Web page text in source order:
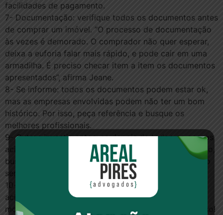
facilidades de pagamento.
7- Documentação: verifique todos os documentos antes
de comprar um imóvel. “O processo de documentação
às vezes é demorado. O comprador não quer esperar,
deixa a euforia falar mais rápido, e pode cair em uma
armadilha. É preciso checar item a item os documentos
apresentados”, afirma Jeane.
8- Se informe: todos os documentos podem estar ok,
mas as empresas envolvidas podem não ter um bom
histórico. Por isso, peça referência e busque os
melhores profissionais.
9- Outros investimentos: se depois de todos os passos
acima, comprar um imóvel ainda não é a melhor opção,
busque outras fontes de investimento, mas lembrando
sempre que todos precisam ter onde morar.
10- Aproveite: se você pensou e executou as dicas
acima, agora é hora de aproveitar: seja na nova
moradia da família ou no novo bem adquirido. Sucesso!